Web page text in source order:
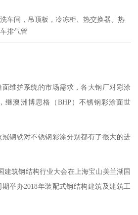
建筑钢结构行业大会在上海宝山美兰湖国
举办2018年装配式钢结构建筑及建筑工
彩涂板，受到热烈关注。
车间，吊顶板，冷冻柜、热交换器、热
排气管
维护系统的市场需求，各大钢厂对彩涂
继澳洲博思格（BHP）不锈钢彩涂面世
冠钢铁对不锈钢彩涂分别都有了很大的进
建筑钢结构行业大会在上海宝山美兰湖国
期举办2018年装配式钢结构建筑及建筑工